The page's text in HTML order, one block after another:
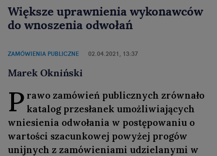
Większe uprawnienia wykonawców
do wnoszenia odwołań
ZAMÓWIENIA PUBLICZNE 02.04.2021, 13:37
Marek Okniński
P rawo zamówień publicznych zrównało
katalog przesłanek umożliwiających
wniesienia odwołania w postępowaniu o
wartości szacunkowej powyżej progów
unijnych z zamówieniami udzielanymi w